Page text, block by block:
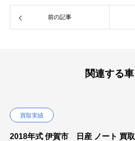
前の記事
関連する車
買取実績
2018年式 伊賀市 日産 ノート 買取